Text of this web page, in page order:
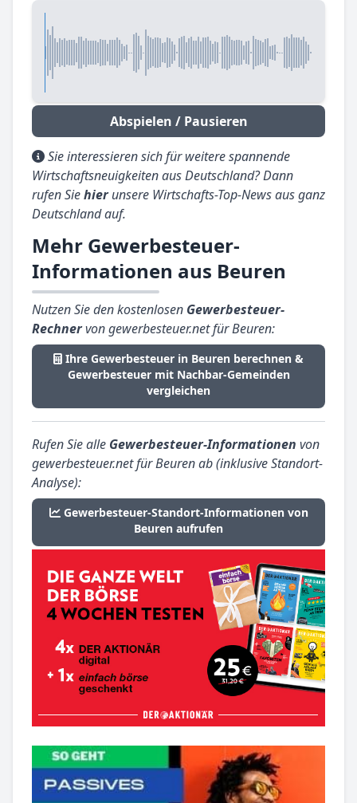
Abspielen / Pausieren
Sie interessieren sich für weitere spannende
Wirtschaftsneuigkeiten aus Deutschland? Dann
rufen Siehierunsere Wirtschafts-Top-News aus ganz
Deutschland auf.
Mehr Gewerbesteuer-
Informationen aus Beuren
Nutzen Sie den kostenlosen Gewerbesteuer-
Rechnervon gewerbesteuer.net für Beuren:
Ihre Gewerbesteuer in Beuren berechnen &
Gewerbesteuer mit Nachbar-Gemeinden
vergleichen
Rufen Sie alle Gewerbesteuer-Informationen von
gewerbesteuer.net für Beuren ab (inklusive Standort-
Analyse):
Gewerbesteuer-Standort-Informationen von
Beuren aufrufen